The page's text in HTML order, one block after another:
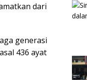
dari
generasi
436 ayat